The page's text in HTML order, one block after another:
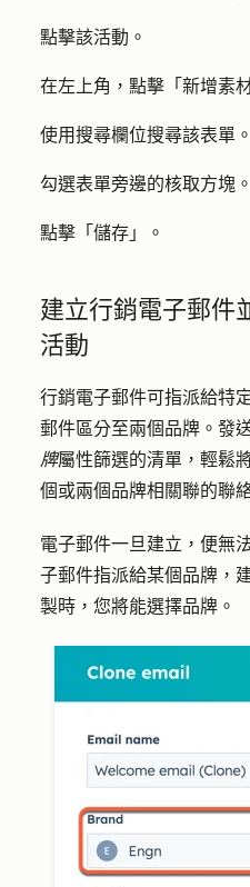
點擊該活動 。
在左上角，點擊「 新增素
使用搜尋欄位搜尋該表單。
勾選表單旁邊的核取方塊 。
點擊「 儲存 」。
建立行銷電子郵件
活動
行銷電子郵件可指派給特
郵件區分至兩個品牌。發
牌屬性篩選的清單，輕鬆
個或兩個品牌相關聯的聯
電子郵件一旦建立，便無
子郵件指派給某個品牌，
製時，您將能選擇品牌。